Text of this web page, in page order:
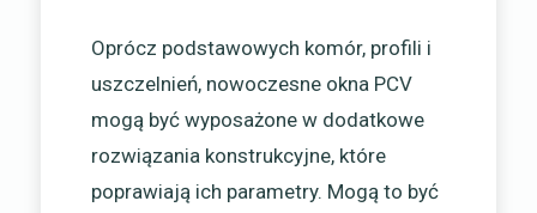
Oprócz podstawowych komór, profili i
uszczelnień, nowoczesne okna PCV
mogą być wyposażone w dodatkowe
rozwiązania konstrukcyjne, które
poprawiają ich parametry. Mogą to być